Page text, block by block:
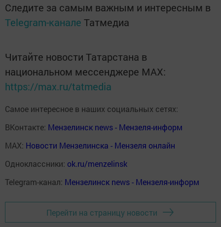
Следите за самым важным и интересным в
Telegram-канале Татмедиа
Читайте новости Татарстана в
национальном мессенджере MАХ:
https://max.ru/tatmedia
Самое интересное в наших социальных сетях:
ВКонтакте: Мензелинск news - Мензеля-информ
MAX: Новости Мензелинска - Мензеля онлайн
Одноклассники: ok.ru/menzelinsk
Telegram-канал: Мензелинск news - Мензеля-информ
Перейти на страницу новости